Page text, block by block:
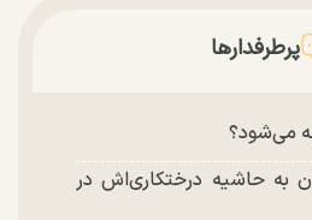
پرطرفدارها
می‌شود؟
به حاشیه درختکاری‌اش در